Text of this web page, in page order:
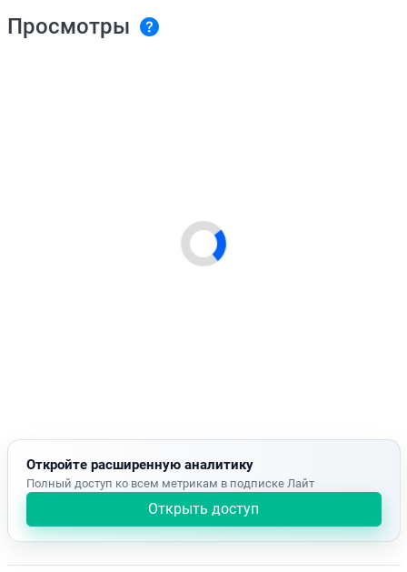
Просмотры
Откройте расширенную аналитику
Полный доступ ко всем метрикам в подписке Лайт
Открыть доступ